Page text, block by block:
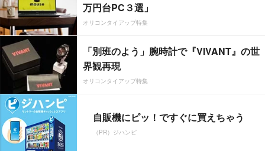
万円台PC３選」
オリコンタイアップ特集
「別班のよう」腕時計で『VIVANT』の世
界観再現
オリコンタイアップ特集
自販機にピッ！ですぐに買えちゃう
（PR）ジハンピ